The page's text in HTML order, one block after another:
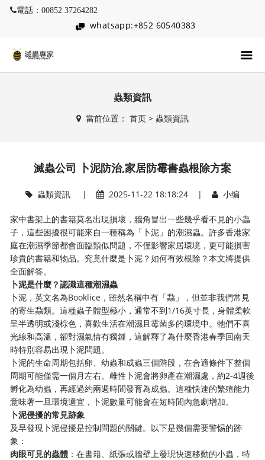
電話：00852 37264282
whatsapp:+852 60540383
蟲類資訊
當前位置： 首页> 蟲類資訊
滅蟲公司 卜泥防治,家居防霉書蟲根除方案
蟲類資訊| 2025-11-22 18:18:24 | 小编
家中書架上的書籍莫名出現損壞，牆角冒出一些幾乎看不見的小蟲
子，這些困擾很可能來自一種稱為「卜泥」的潮濕蟲。許多香港家
庭在潮濕季節都會面臨類似問題，不僅影響家居環境，更可能損害
珍貴的書籍和物品。究竟什麼是卜泥？如何有效根除？本文將提供
全面解答。
卜泥是什麼？認識這種潮濕蟲
卜泥，英文名為Booklice，雖然名稱中有「蝨」，但並非我們常見
的寄生蝨類。這種蟲子體型極小，通常不到1/16英寸長，身體柔軟
呈半透明或淺棕色，喜歡生活在潮濕且霉菌多的環境中。牠們不喜
光線和高溫，卻對濕氣情有獨鍾，這解釋了為什麼香港春季回南天
時特別容易出現卜泥問題。
卜泥的生命周期包括卵、幼蟲和成蟲三個階段，在合適條件下整個
周期可能僅需一個月左右。雌性卜泥會將卵產在潮濕處，約2-4週後
孵化為幼蟲，再經過約兩週時間發育為成蟲。這種快速的繁殖能力
意味著一旦環境適宜，卜泥數量可能會在短時間內急劇增加。
卜泥侵擾的常見跡象
及早發現卜泥侵擾是控制問題的關鍵。以下是幾個需要警惕的跡
象：
肉眼可見的蟲體 ：在書籍、紙張或牆壁上發現快速移動的小蟲，特